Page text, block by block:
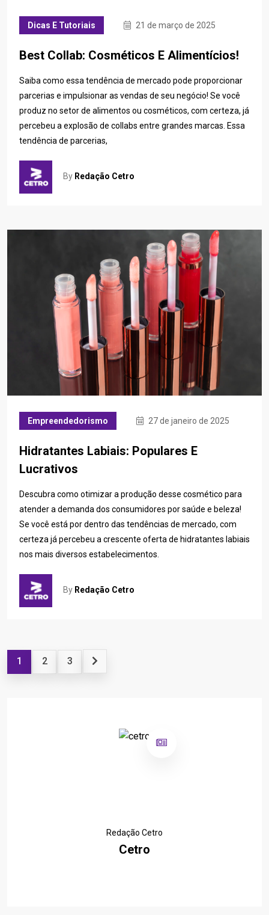
Dicas E Tutoriais 21 de março de 2025
Best Collab: Cosméticos E Alimentícios!
Saiba como essa tendência de mercado pode proporcionar
parcerias e impulsionar as vendas de seu negócio! Se você
produz no setor de alimentos ou cosméticos, com certeza, já
percebeu a explosão de collabs entre grandes marcas. Essa
tendência de parcerias,
By Redação Cetro
Empreendedorismo 27 de janeiro de 2025
Hidratantes Labiais: Populares E
Lucrativos
Descubra como otimizar a produção desse cosmético para
atender a demanda dos consumidores por saúde e beleza!
Se você está por dentro das tendências de mercado, com
certeza já percebeu a crescente oferta de hidratantes labiais
nos mais diversos estabelecimentos.
By Redação Cetro
1 2 3
Redação Cetro
Cetro